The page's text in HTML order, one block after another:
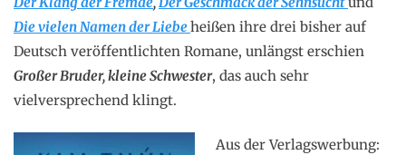
Die vielen Namen der Liebeheißen ihre drei bisher auf
Deutsch veröffentlichten Romane, unlängst erschien
Großer Bruder, kleine Schwester, das auch sehr
vielversprechend klingt.
Aus der Verlagswerbung: